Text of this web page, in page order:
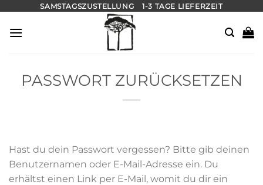
springen
SAMSTAGSZUSTELLUNG 1-3 TAGE LIEFERZEIT
PASSWORT ZURÜCKSETZEN
Hast du dein Passwort vergessen? Bitte gib deinen
Benutzernamen oder E-Mail-Adresse ein. Du
erhältst einen Link per E-Mail, womit du dir ein